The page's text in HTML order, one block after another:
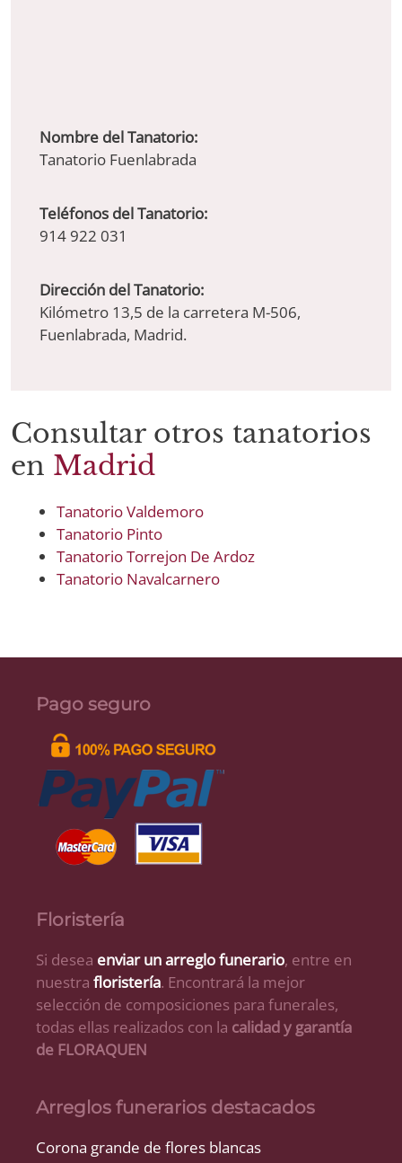
Nombre del Tanatorio:
Tanatorio Fuenlabrada
Teléfonos del Tanatorio:
914 922 031
Dirección del Tanatorio:
Kilómetro 13,5 de la carretera M-506,
Fuenlabrada, Madrid.
Consultar otros tanatorios
en Madrid
Tanatorio Valdemoro
Tanatorio Pinto
Tanatorio Torrejon De Ardoz
Tanatorio Navalcarnero
Pago seguro
Floristería
Si desea enviar un arreglo funerario, entre en
nuestra floristería. Encontrará la mejor
selección de composiciones para funerales,
todas ellas realizados con la calidad y garantía
de FLORAQUEN
Arreglos funerarios destacados
Corona grande de flores blancas